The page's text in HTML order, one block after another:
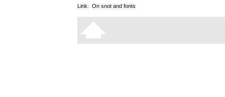
Link: On snot and fonts